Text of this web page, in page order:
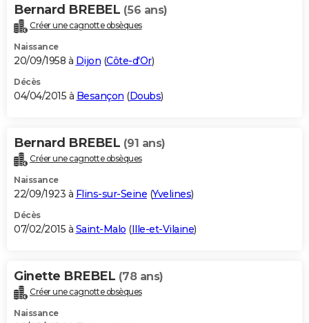
Bernard BREBEL (56 ans)
Créer une cagnotte obsèques
Naissance
20/09/1958 à Dijon (Côte-d'Or)
Décès
04/04/2015 à Besançon (Doubs)
Bernard BREBEL (91 ans)
Créer une cagnotte obsèques
Naissance
22/09/1923 à Flins-sur-Seine (Yvelines)
Décès
07/02/2015 à Saint-Malo (Ille-et-Vilaine)
Ginette BREBEL (78 ans)
Créer une cagnotte obsèques
Naissance